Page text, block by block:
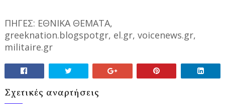
ΠΗΓΕΣ: ΕΘΝΙΚΑ ΘΕΜΑΤΑ,
greeknation.blogspotgr, el.gr, voicenews.gr,
militaire.gr
Σχετικές αναρτήσεις